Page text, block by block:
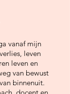
vanaf mijn
leven
leven en
van bewust
binnenuit.